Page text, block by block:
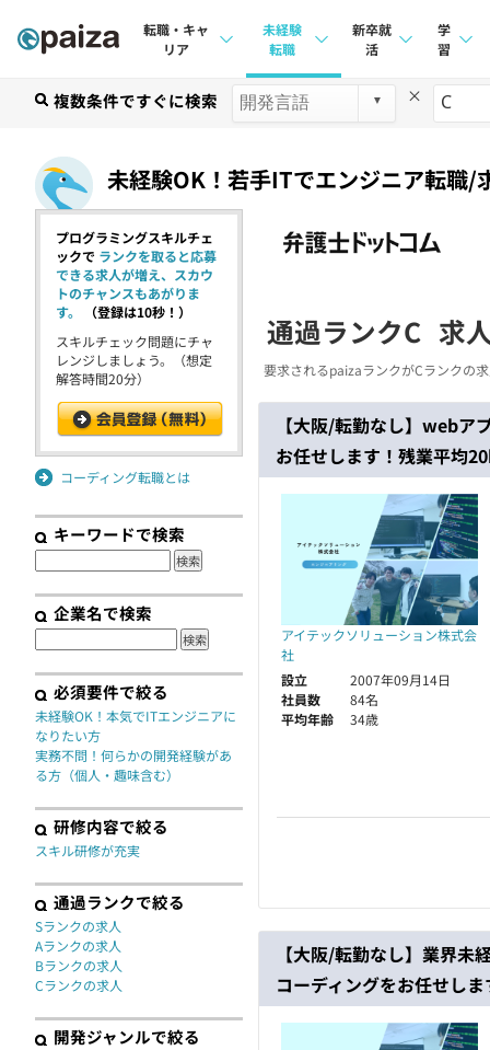
転職・キャ
リア
求人検索
転職エージェント
未経験
転職
求人検索
新卒就
活
求人検索
インターン
新卒エージェント
インタビュー
就活成功ガイド
学
習
プラン
個人
法人
学校
契約
複数条件ですぐに検索 ×
未経験OK！若手ITでエンジニア転職/
通過ランクC 求
要求されるpaizaランクがCランクの
【大阪/転勤なし】web
お任せします！残業平均
アイテックソリューション株式会
社
設立
2007年09月14日
社員数
84名
平均年齢
34歳
【大阪/転勤なし】業界未
コーディングをお任せしま
プログラミングスキルチェ
ックで ランクを取ると応募
できる求人が増え、スカウ
トのチャンスもあがりま
す。
（登録は10秒！）
スキルチェック問題にチャ
レンジしましょう。（想定
解答時間20分）
コーディング転職とは
キーワードで検索
企業名で検索
必須要件で絞る
未経験OK！本気でITエンジニアに
なりたい方
実務不問！何らかの開発経験があ
る方（個人・趣味含む）
研修内容で絞る
スキル研修が充実
通過ランクで絞る
Sランクの求人
Aランクの求人
Bランクの求人
Cランクの求人
開発ジャンルで絞る